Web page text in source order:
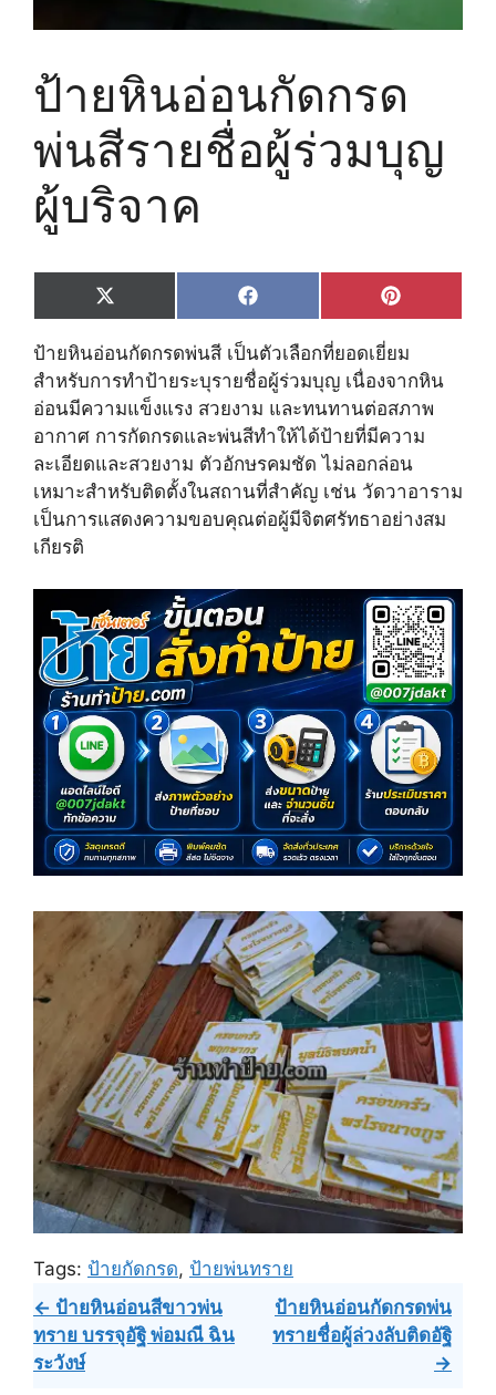
ป้ายหินอ่อนกัดกรด
พ่นสีรายชื่อผู้ร่วมบุญ
ผู้บริจาค
Share
on
X
(
w
i
t
e
r
)
Share
on
F
a
c
e
b
o
k
Share
on
P
i
t
e
e
s
t
ป้ายหินอ่อนกัดกรดพ่นสี เป็นตัวเลือกที่ยอดเยี่ยม
สำหรับการทำป้ายระบุรายชื่อผู้ร่วมบุญ เนื่องจากหิน
อ่อนมีความแข็งแรง สวยงาม และทนทานต่อสภาพ
อากาศ การกัดกรดและพ่นสีทำให้ได้ป้ายที่มีความ
ละเอียดและสวยงาม ตัวอักษรคมชัด ไม่ลอกล่อน
เหมาะสำหรับติดตั้งในสถานที่สำคัญ เช่น วัดวาอาราม
เป็นการแสดงความขอบคุณต่อผู้มีจิตศรัทธาอย่างสม
เกียรติ
Tags: ป้ายกัดกรด, ป้ายพ่นทราย
Post
navigation
← ป้ายหินอ่อนสีขาวพ่น
ทราย บรรจุอัฐิ พ่อมณี ฉิน
ระวังษ์
ป้ายหินอ่อนกัดกรดพ่น
ทรายชื่อผู้ล่วงลับติดอัฐิ
→